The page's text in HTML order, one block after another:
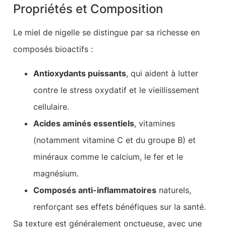
Propriétés et Composition
Le miel de nigelle se distingue par sa richesse en
composés bioactifs :
Antioxydants puissants, qui aident à lutter
contre le stress oxydatif et le vieillissement
cellulaire.
Acides aminés essentiels, vitamines
(notamment vitamine C et du groupe B) et
minéraux comme le calcium, le fer et le
magnésium.
Composés anti-inflammatoires naturels,
renforçant ses effets bénéfiques sur la santé.
Sa texture est généralement onctueuse, avec une